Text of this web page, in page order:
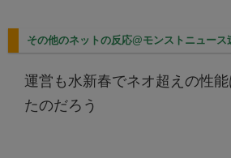
その他のネットの反応@モンストニュース
運営も水新春でネオ超えの性
たのだろう